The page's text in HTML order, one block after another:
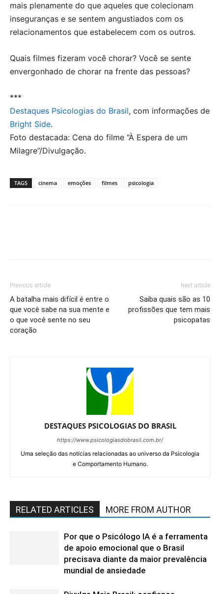
mais plenamente do que aqueles que colecionam
inseguranças e se sentem angustiados com os
relacionamentos que estabelecem com os outros.
Quais filmes fizeram você chorar? Você se sente
envergonhado de chorar na frente das pessoas?
***
Destaques Psicologias do Brasil, com informações de
Bright Side.
Foto destacada: Cena do filme “À Espera de um
Milagre”/Divulgação.
TAGS cinema emoções filmes psicologia
Previous article
A batalha mais difícil é entre o
que você sabe na sua mente e
o que você sente no seu
coração
Next article
Saiba quais são as 10
profissões que tem mais
psicopatas
DESTAQUES PSICOLOGIAS DO BRASIL
https://www.psicologiasdobrasil.com.br/
Uma seleção das notícias relacionadas ao universo da Psicologia
e Comportamento Humano.
RELATED ARTICLES MORE FROM AUTHOR
Por que o Psicólogo IA é a ferramenta
de apoio emocional que o Brasil
precisava diante da maior prevalência
mundial de ansiedade